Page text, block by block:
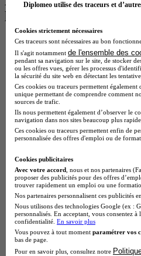
les plus recherchés
BTS Esf en alternance
BTS Dietetique en alternance
BTS Mco en alternance
BTS Pi en alternance
BTS Sp3s en alternance
Master CCA en alternance
BTS Ndrc en alternance
BTS Sam en alternance
Cap Fleuriste en alternance
BTS Sio en alternance
BTS Gpme en alternance
Cap Electricien en alternance
BTS Gpn en alternance
BTS Domotique en alternance
BAC Pro Agora en alternance
BTS Sta en alternance
BTS Iris en alternance
BTS Tpl en alternance
BTS Ati en alternance
Diplomeo utilise des traceurs et
Cookies strictement nécessaires
Ces traceurs sont nécessaires au bon
Il s'agit notamment de l'ensemble des
pendant sa navigation sur le site, de stocker
ou les offres vues, gérer les processus
la sécurité du site web en détectant les
Ces cookies ou traceurs permettent
unique permettant de comprendre comment
sources de trafic.
Ils nous permettent également d’observer le
navigation dans nos sites beaucoup plus
Ces cookies ou traceurs permettent enfin de
personnalisée des offres d'emploi ou de
Cookies publicitaires
Avec votre accord , nous et nos partenaires
proposer des publicités pour des offres
trouver rapidement un emploi ou une
Nos partenaires personnalisent ces publicités
Nous utilisons des technologies Google (ex :
personnalisés. En acceptant, vous consentez
confidentialité. En savoir plus
Vous pouvez à tout moment paramétrer vos
bas de page.
Pour en savoir plus, consultez notre